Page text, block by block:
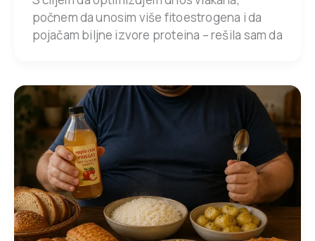
počnem da unosim više fitoestrogena i da
pojačam biljne izvore proteina – rešila sam da